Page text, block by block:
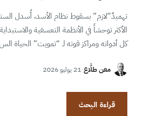
تهميدٌ”لازم” بسقوط نظام الأسد، أُسدل
الأكثر توحشاً في الأنظمة التعسفية
كل أدواته ومراكز قوته لـ “تمويت” الحياة
معن طلَّاع·21 يوليو 2026
قراءة البحث